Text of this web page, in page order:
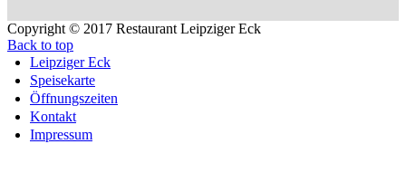
Copyright © 2017 Restaurant Leipziger Eck
Back to top
Leipziger Eck
Speisekarte
Öffnungszeiten
Kontakt
Impressum